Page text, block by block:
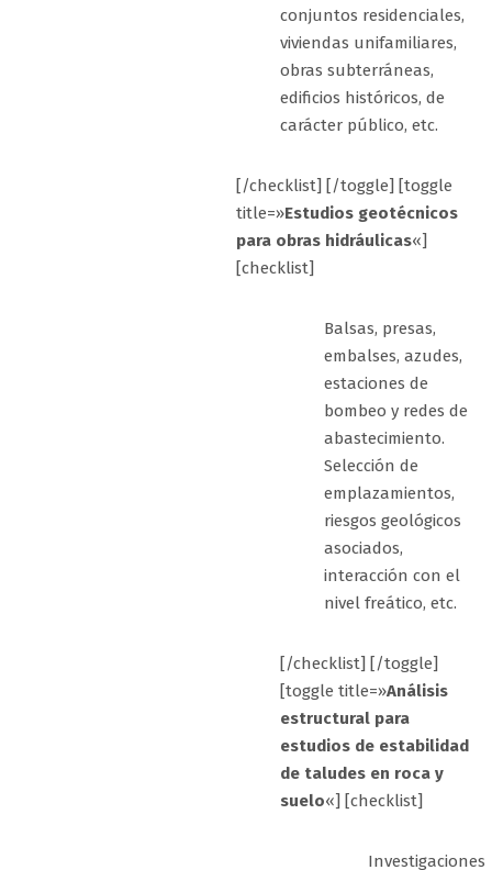
conjuntos residenciales,
viviendas unifamiliares,
obras subterráneas,
edificios históricos, de
carácter público, etc.
[/checklist] [/toggle] [toggle
title=»Estudios geotécnicos
para obras hidráulicas«]
[checklist]
Balsas, presas,
embalses, azudes,
estaciones de
bombeo y redes de
abastecimiento.
Selección de
emplazamientos,
riesgos geológicos
asociados,
interacción con el
nivel freático, etc.
[/checklist] [/toggle]
[toggle title=»Análisis
estructural para
estudios de estabilidad
de taludes en roca y
suelo«] [checklist]
Investigaciones